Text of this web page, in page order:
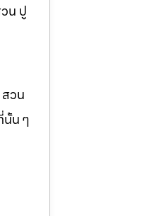
น ปู
วน
นั้น ๆ